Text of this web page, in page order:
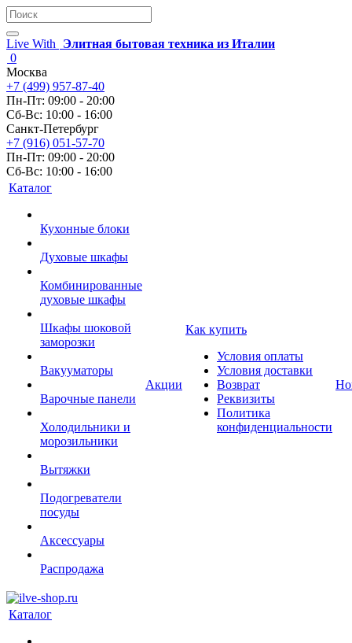
Live With
Элитная бытовая техника из Италии
0
Москва
+7 (499) 957-87-40
Пн-Пт: 09:00 - 20:00
Сб-Вс: 10:00 - 16:00
Санкт-Петербург
+7 (916) 051-57-70
Пн-Пт: 09:00 - 20:00
Сб-Вс: 10:00 - 16:00
Каталог
Кухонные блоки
Духовые шкафы
Комбинированные
духовые шкафы
Шкафы шоковой
заморозки
Вакууматоры
Варочные панели
Холодильники и
морозильники
Вытяжки
Подогреватели
посуды
Аксессуары
Распродажа
Акции
Как купить
Условия оплаты
Условия доставки
Возврат
Реквизиты
Политика
конфиденциальности
Каталог